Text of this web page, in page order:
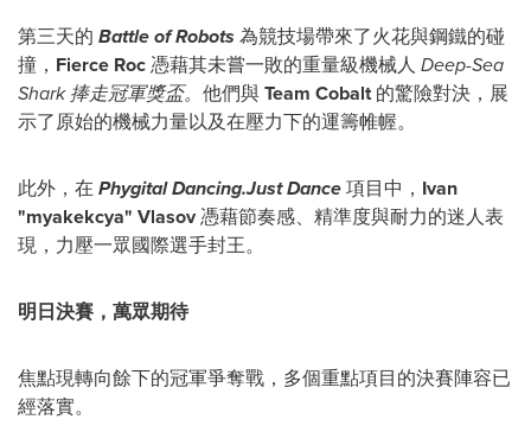
第三天的 Battle of Robots 為競技場帶來了火花與鋼鐵的碰
撞， Fierce Roc憑藉其未嘗一敗的重量級機械人 Deep-Sea
Shark捧走冠軍獎盃。 他們與Team Cobalt的驚險對決，展
示了原始的機械力量以及在壓力下的運籌帷幄。
此外，在Phygital Dancing.Just Dance項目中， Ivan
"myakekcya" Vlasov憑藉節奏感、精準度與耐力的迷人表
現，力壓一眾國際選手封王。
明日決賽，萬眾期待
焦點現轉向餘下的冠軍爭奪戰，多個重點項目的決賽陣容已
經落實。